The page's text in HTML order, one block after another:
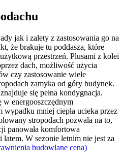
jak i zalety z zastosowania go na
że brakuje tu poddasza, które
przestrzeń. Plusami z kolei
dach, możliwość użycia
czy zastosowanie wiele
zamyka od góry budynek.
się pełna kondygnacja.
w energooszczędnym
mniej ciepła ucieka przez
stropodach pozwala na to,
panowała komfortowa
W sezonie letnim nie jest za
budowlane cena)